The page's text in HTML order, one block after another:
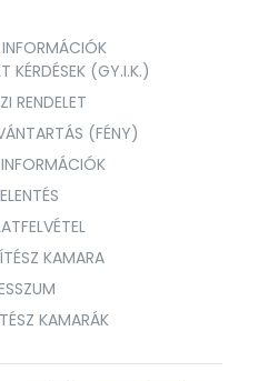
KÉRDÉSEK (GY.I.K.)
RENDELET
(FÉNY)
KAMARA
KAMARÁK